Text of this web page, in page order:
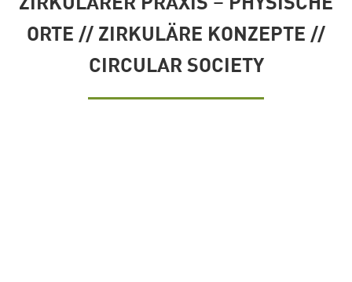
ORTE // ZIRKULÄRE KONZEPTE //
CIRCULAR SOCIETY